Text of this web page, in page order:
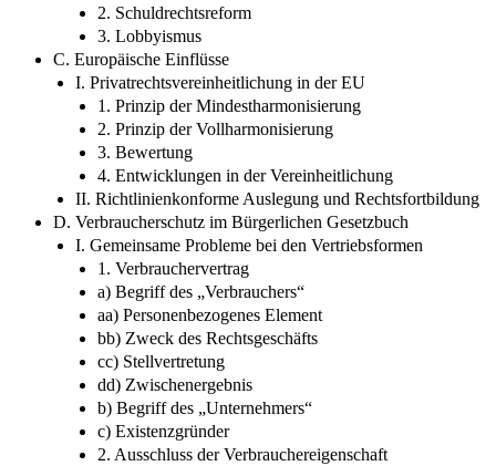
2. Schuldrechtsreform
3. Lobbyismus
C. Europäische Einflüsse
I. Privatrechtsvereinheitlichung in der EU
1. Prinzip der Mindestharmonisierung
2. Prinzip der Vollharmonisierung
3. Bewertung
4. Entwicklungen in der Vereinheitlichung
II. Richtlinienkonforme Auslegung und Rechtsfortbildung
D. Verbraucherschutz im Bürgerlichen Gesetzbuch
I. Gemeinsame Probleme bei den Vertriebsformen
1. Verbrauchervertrag
a) Begriff des „Verbrauchers“
aa) Personenbezogenes Element
bb) Zweck des Rechtsgeschäfts
cc) Stellvertretung
dd) Zwischenergebnis
b) Begriff des „Unternehmers“
c) Existenzgründer
2. Ausschluss der Verbrauchereigenschaft